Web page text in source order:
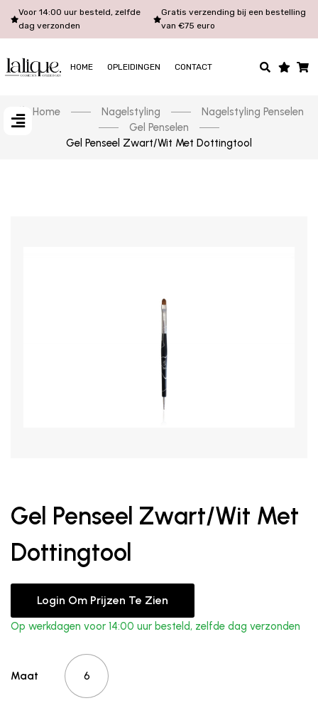
Voor 14:00 uur besteld, zelfde
dag verzonden
Gratis verzending bij een bestelling
van €75 euro
HOME OPLEIDINGEN CONTACT
Home Nagelstyling
Nagelstyling Penselen
Gel Penselen
Gel Penseel Zwart/Wit Met Dottingtool
Gel Penseel Zwart/Wit Met
Dottingtool
Login Om Prijzen Te Zien
Op werkdagen voor 14:00 uur besteld, zelfde dag verzonden
Maat 6